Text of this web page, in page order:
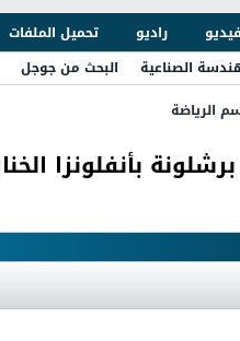
فيديو راديو تحميل الملفات
الصناعية
البحث من جوجل
الرياضة
بأنفلونزا